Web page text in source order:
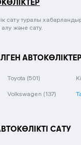
сату туралы
алу және сату.
АВТОКӨЛІКТЕР
Toyota (501)
Volkswagen (137)
САТУ